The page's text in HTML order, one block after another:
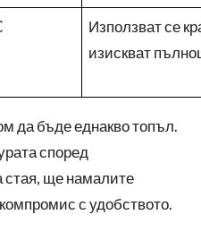
Използват се
изискват
да бъде еднакво топъл.
според
стая, ще намалите
с удобството.